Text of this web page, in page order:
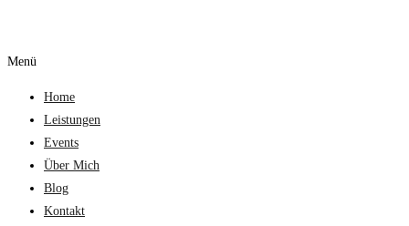
Menü
Home
Leistungen
Events
Über Mich
Blog
Kontakt